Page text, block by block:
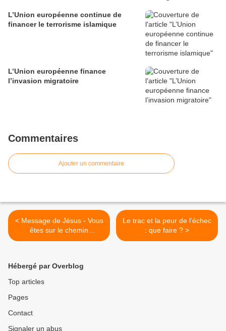
L’Union européenne continue de
financer le terrorisme islamique
L’Union européenne finance
l’invasion migratoire
Commentaires
Ajouter un commentaire
< Message de Jésus - Vous
êtes sur le chemin
d’expériences
captivantes
Le trac et la peur de l’échec
: que faire ? >
Hébergé par Overblog
Top articles
Pages
Contact
Signaler un abus